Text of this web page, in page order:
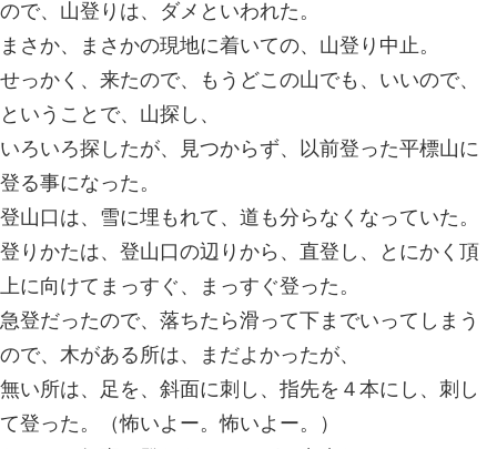
になって、チェーン無しのノーマル
か？チェーン規制解除を待って行く
という事に、なったが、そのまま、
（ああ、このまま滑って、ぶっかち
高速道路は、除雪作業が、うまく出
ころは、なかった。（いや、一安心
という感じで、八海山に、到着する
いた。
少しすると、管理人の人が来て営業